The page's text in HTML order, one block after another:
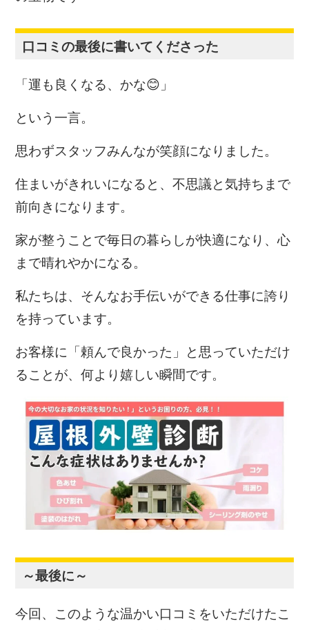
口コミの最後に書いてくださった
「運も良くなる、かな😊」
という一言。
思わずスタッフみんなが笑顔になりました。
住まいがきれいになると、不思議と気持ちまで
前向きになります。
家が整うことで毎日の暮らしが快適になり、心
まで晴れやかになる。
私たちは、そんなお手伝いができる仕事に誇り
を持っています。
お客様に「頼んで良かった」と思っていただけ
ることが、何より嬉しい瞬間です。
～最後に～
今回、このような温かい口コミをいただけたこ